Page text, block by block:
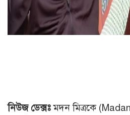
নিউজ ডেক্সঃমদন মিত্রকে